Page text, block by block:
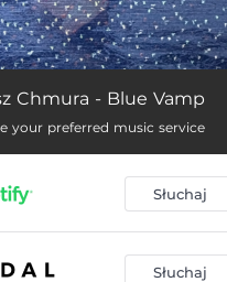
04:58
Chmura - Blue Vamp
your preferred music service
Słuchaj
Słuchaj